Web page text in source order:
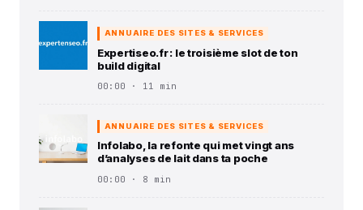
ANNUAIRE DES SITES & SERVICES
Expertiseo.fr : le troisième slot de ton
build digital
00:00 · 11 min
ANNUAIRE DES SITES & SERVICES
Infolabo, la refonte qui met vingt ans
d’analyses de lait dans ta poche
00:00 · 8 min